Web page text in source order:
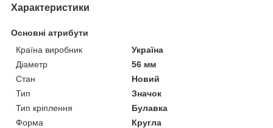
Характеристики
Основні атрибути
Країна виробник
Україна
Діаметр
56 мм
Стан
Новий
Тип
Значок
Тип кріплення
Булавка
Форма
Кругла